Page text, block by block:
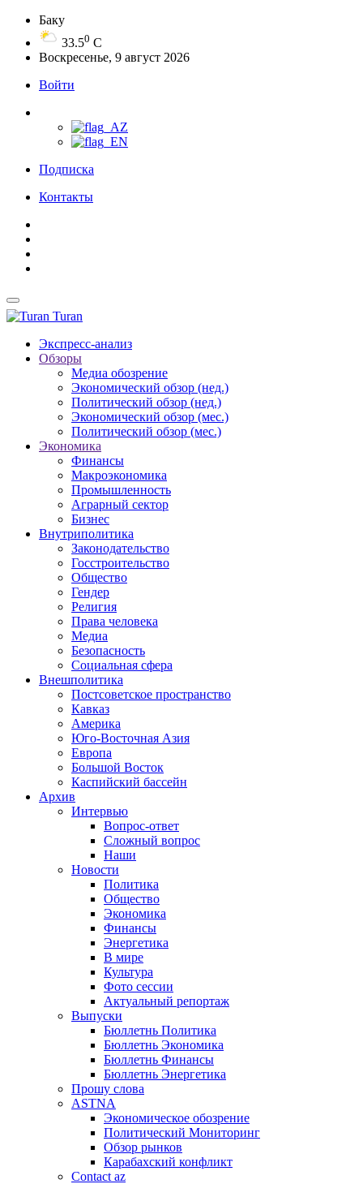
Баку
33.50 C
Воскресенье, 9 август 2026
Войти
Подписка
Контакты
Turan
Экспресс-анализ
Обзоры
Медиа обозрение
Экономический обзор (нед.)
Политический обзор (нед.)
Экономический обзор (мес.)
Политический обзор (мес.)
Экономика
Финансы
Макроэкономика
Промышленность
Аграрный сектор
Бизнес
Внутриполитика
Законодательство
Госстроительство
Общество
Гендер
Религия
Права человека
Медиа
Безопасность
Социальная сфера
Внешполитика
Постсоветское пространство
Кавказ
Америка
Юго-Восточная Азия
Европа
Большой Восток
Каспийский бассейн
Архив
Интервью
Вопрос-ответ
Сложный вопрос
Наши
Новости
Политика
Общество
Экономика
Финансы
Энергетика
В мире
Культура
Фото сессии
Актуальный репортаж
Выпуски
Бюллетнь Политика
Бюллетнь Экономика
Бюллетнь Финансы
Бюллетнь Энергетика
Прошу слова
ASTNA
Экономическое обозрение
Политический Мониторинг
Обзор рынков
Карабахский конфликт
Contact az